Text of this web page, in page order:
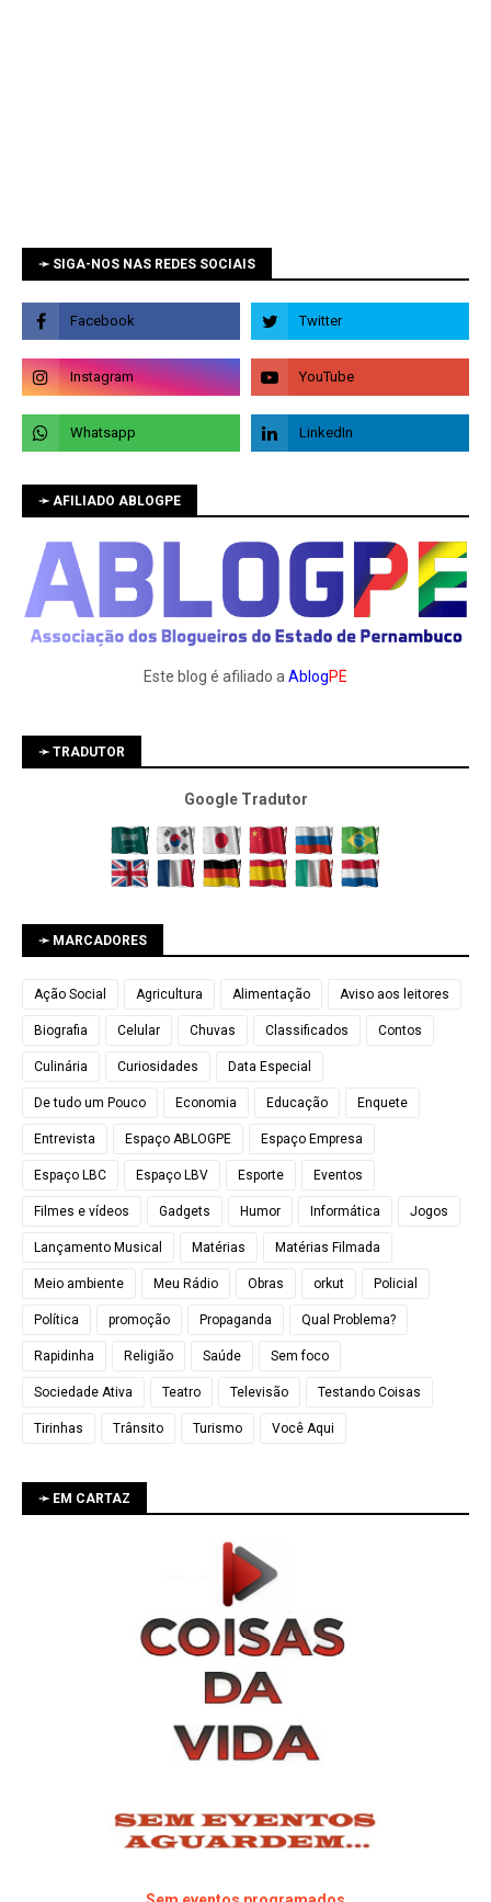
➛ SIGA-NOS NAS REDES SOCIAIS
➛ AFILIADO ABLOGPE
Este blog é afiliado a AblogPE
➛ TRADUTOR
Google Tradutor
➛ MARCADORES
Ação Social Agricultura Alimentação Aviso aos leitores
Biografia Celular Chuvas Classificados Contos
Culinária Curiosidades Data Especial
De tudo um Pouco Economia Educação Enquete
Entrevista Espaço ABLOGPE Espaço Empresa
Espaço LBC Espaço LBV Esporte Eventos
Filmes e vídeos Gadgets Humor Informática Jogos
Lançamento Musical Matérias Matérias Filmada
Meio ambiente Meu Rádio Obras orkut Policial
Política promoção Propaganda Qual Problema?
Rapidinha Religião Saúde Sem foco
Sociedade Ativa Teatro Televisão Testando Coisas
Tirinhas Trânsito Turismo Você Aqui
➛ EM CARTAZ